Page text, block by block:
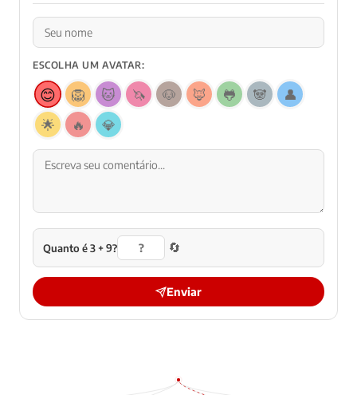
ESCOLHA UM AVATAR:
😊 🦁 🐱 🦄 🐶 🦊 🐸 🐼
👤
🌟
🔥 💎
Quanto é 3 + 9? 🔄
Enviar